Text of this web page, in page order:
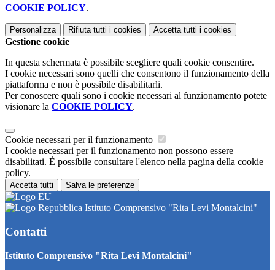
COOKIE POLICY.
Personalizza Rifiuta tutti i cookies Accetta tutti i cookies
Gestione cookie
In questa schermata è possibile scegliere quali cookie consentire.
I cookie necessari sono quelli che consentono il funzionamento della
piattaforma e non è possibile disabilitarli.
Per conoscere quali sono i cookie necessari al funzionamento potete
visionare la COOKIE POLICY.
Cookie necessari per il funzionamento
I cookie necessari per il funzionamento non possono essere
disabilitati. È possibile consultare l'elenco nella pagina della cookie
policy.
Accetta tutti Salva le preferenze
Istituto Comprensivo "Rita Levi Montalcini"
Contatti
Istituto Comprensivo "Rita Levi Montalcini"